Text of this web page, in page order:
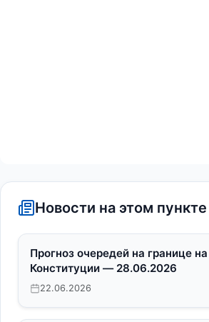
Новости на этом
Прогноз очередей на границе
Конституции — 28.06.2026
22.06.2026